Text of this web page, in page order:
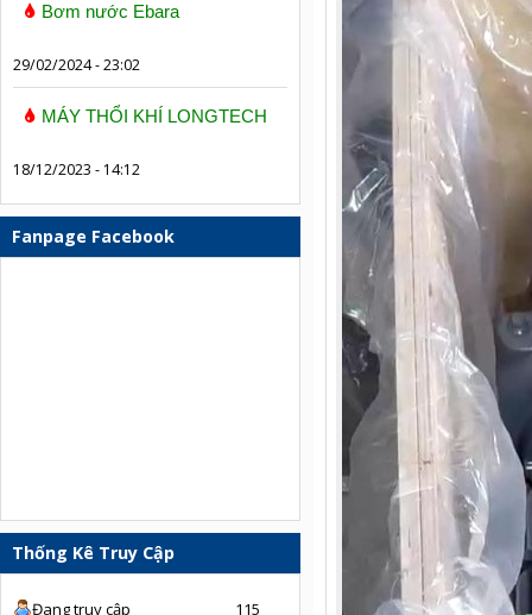
Bơm nước Ebara
29/02/2024 - 23:02
MÁY THỔI KHÍ LONGTECH
18/12/2023 - 14:12
Fanpage Facebook
Thống Kê Truy Cập
Đang truy cập
115